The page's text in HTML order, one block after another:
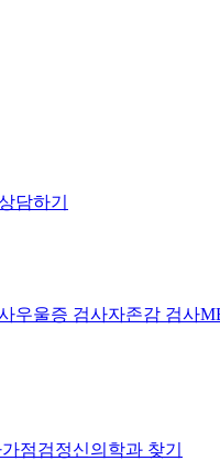
담하기
우울증 검사자존감 검사
점검정신의학과 찾기